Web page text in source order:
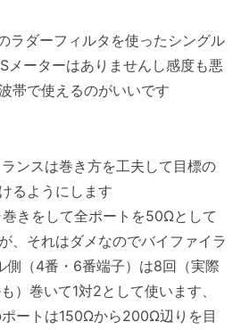
ラダーフィルタを使ったシングル
メーターはありませんし感度も悪
帯で使えるのがいいです
ンスは巻き方を工夫して目標の
るようにします
きをして全ポートを50Ωとして
、それはダメなのでバイファイラ
側（4番・6番端子）は8回（実際
）巻いて1対2として使います、
ートは150Ωから200Ω辺りを目